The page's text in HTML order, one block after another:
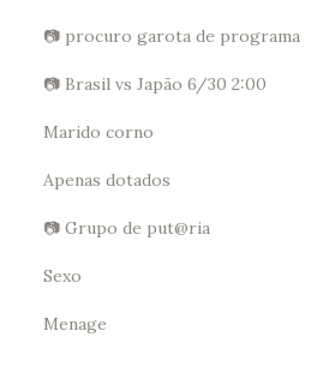
📷 procuro garota de programa
📷 Brasil vs Japão 6/30 2:00
Marido corno
Apenas dotados
📷 Grupo de put@ria
Sexo
Menage